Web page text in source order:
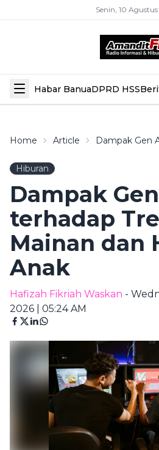
Senin, 10
Habar BanuaDPRD HSS
Home Article Dampak Gen
Hiburan
Dampak
terhadap
Mainan dan
Anak
Hafizah Fikriah Waskan -
2026 | 05:24 AM